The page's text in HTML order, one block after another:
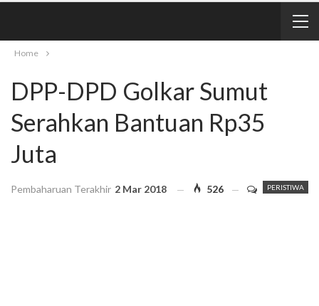
Home
DPP-DPD Golkar Sumut
Serahkan Bantuan Rp35
Juta
PERISTIWA
Pembaharuan Terakhir 2 Mar 2018 526